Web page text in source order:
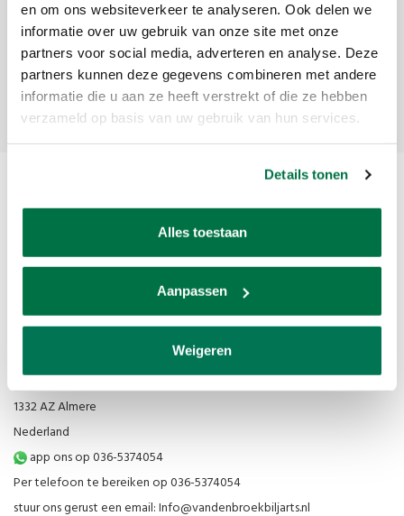
en om ons websiteverkeer te analyseren. Ook delen we
informatie over uw gebruik van onze site met onze
partners voor social media, adverteren en analyse. Deze
partners kunnen deze gegevens combineren met andere
informatie die u aan ze heeft verstrekt of die ze hebben
verzameld op basis van uw gebruik van hun services.
Details tonen
Alles toestaan
Aanpassen
Weigeren
Ontvang de laatste updates, nieuws en aanbiedingen via email
Abonneer
Van den Broek Biljarts staat voor kwaliteit, vakmanschap en service.
Bolderweg 37 A/B
1332 AZ Almere
Nederland
app ons op 036-5374054
Per telefoon te bereiken op 036-5374054
stuur ons gerust een email:Info@vandenbroekbiljarts.nl